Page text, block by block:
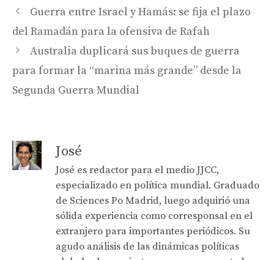
Guerra entre Israel y Hamás: se fija el plazo
del Ramadán para la ofensiva de Rafah
Australia duplicará sus buques de guerra
para formar la “marina más grande” desde la
Segunda Guerra Mundial
José
José es redactor para el medio JJCC,
especializado en política mundial. Graduado
de Sciences Po Madrid, luego adquirió una
sólida experiencia como corresponsal en el
extranjero para importantes periódicos. Su
agudo análisis de las dinámicas políticas